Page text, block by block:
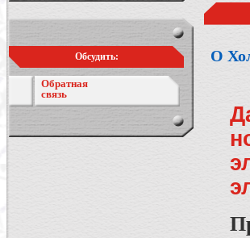
Обсудить:
Обратная
связь
О